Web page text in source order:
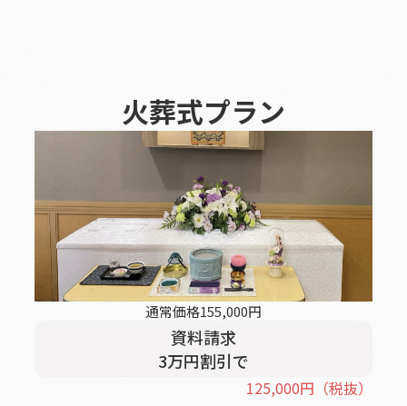
火葬式プラン
通常価格155,000円
資料請求
3万円割引で
125,000円 （税抜）